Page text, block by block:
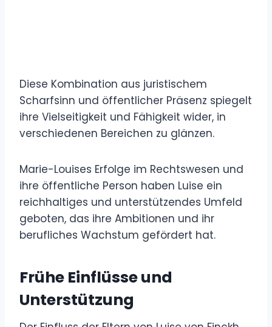
Diese Kombination aus juristischem
Scharfsinn und öffentlicher Präsenz spiegelt
ihre Vielseitigkeit und Fähigkeit wider, in
verschiedenen Bereichen zu glänzen.
Marie-Louises Erfolge im Rechtswesen und
ihre öffentliche Person haben Luise ein
reichhaltiges und unterstützendes Umfeld
geboten, das ihre Ambitionen und ihr
berufliches Wachstum gefördert hat.
Frühe Einflüsse und
Unterstützung